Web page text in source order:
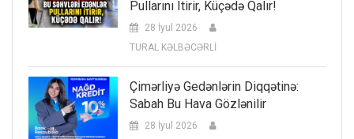
Pullarını Itirir, Küçədə Qalır!
28 İyul 2026
TURAL KƏLBƏCƏRLİ
Çimərliyə Gedənlərin Diqqətinə:
Sabah Bu Hava Gözlənilir
28 İyul 2026